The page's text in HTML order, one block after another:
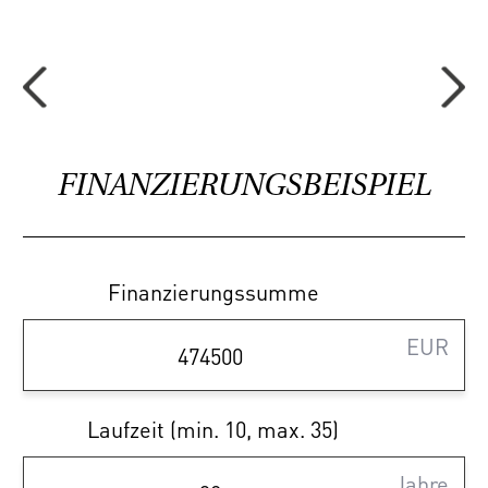
Lebensqualität macht ACHT SKRABAL zu
Ihr Vorteil beim Erwerb einer Haring Group
- Provisionsfrei! Alle Eigentumsobjekte
werden ohne Provision (3,6% inkl. MwSt.)
FINANZIERUNGSBEISPIEL
Finanzierungssumme
EUR
Laufzeit (min. 10, max. 35)